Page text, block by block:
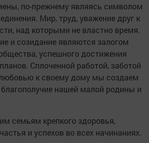
по-прежнему являясь символом
Мир, труд, уважение друг к
над которыми не властно время.
и созидание являются залогом
успешного достижения
Сплоченной работой, заботой
к своему дому мы создаем
нашей малой родины и
семьям крепкого здоровья,
и успехов во всех начинаниях.